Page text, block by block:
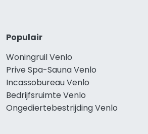
Populair
Woningruil Venlo
Prive Spa-Sauna Venlo
Incassobureau Venlo
Bedrijfsruimte Venlo
Ongediertebestrijding Venlo